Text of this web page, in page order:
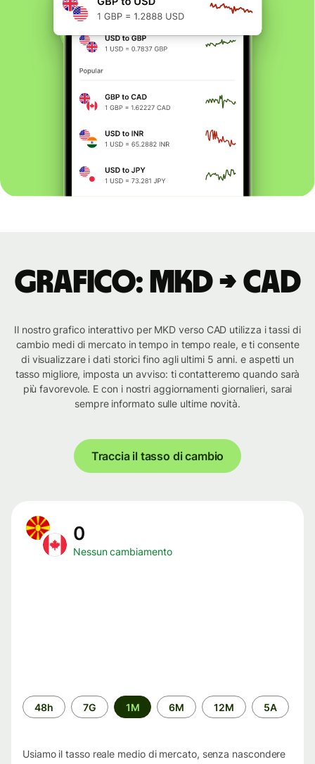
Grafico: MKD → CAD
Il nostro grafico interattivo per MKD verso CAD utilizza i tassi di
cambio medi di mercato in tempo in tempo reale, e ti consente
di visualizzare i dati storici fino agli ultimi 5 anni. e aspetti un
tasso migliore, imposta un avviso: ti contatteremo quando sarà
più favorevole. E con i nostri aggiornamenti giornalieri, sarai
sempre informato sulle ultime novità.
Traccia il tasso di cambio
0
Nessun cambiamento
Periodo
di
48h 7G 1M 6M 12M 5A
Usiamo il tasso reale medio di mercato, senza nascondere